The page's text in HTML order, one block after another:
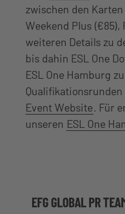
zwischen den
Weekend Plus (€85),
weiteren Details zu
bis dahin ESL One
ESL One Hamburg
Event Website. Für
unseren ESL One
EFG GLOBAL PR